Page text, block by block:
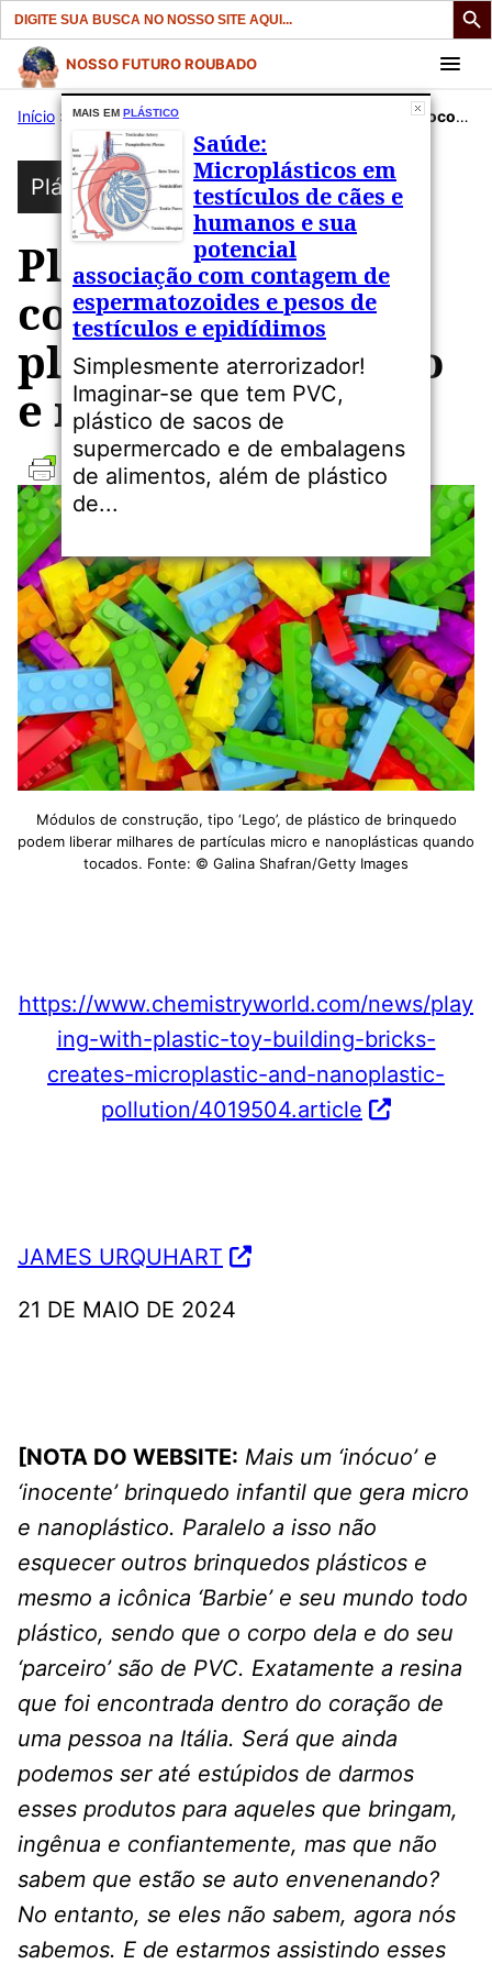
Search
for:
Pular
para
conteúdo
NOSSO FUTURO ROUBADO
Início » Publicações»Plástico Plástico: Brincar com blocos de plástico gera micro e nanoplásticos
Plástico
Plástico: Brincar
com blocos de
plástico gera micro
e nanoplásticos
Módulos de construção, tipo ‘Lego’, de plástico de brinquedo
podem liberar milhares de partículas micro e nanoplásticas quando
tocados. Fonte: © Galina Shafran/Getty Images
https://www.chemistryworld.com/news/play
ing-with-plastic-toy-building-bricks-
creates-microplastic-and-nanoplastic-
pollution/4019504.article
JAMES URQUHART
21 DE MAIO DE 2024
[NOTA DO WEBSITE: Mais um ‘inócuo’ e
‘inocente’ brinquedo infantil que gera micro
e nanoplástico. Paralelo a isso não
esquecer outros brinquedos plásticos e
mesmo a icônica ‘Barbie’ e seu mundo todo
plástico, sendo que o corpo dela e do seu
‘parceiro’ são de PVC. Exatamente a resina
que foi encontrada dentro do coração de
uma pessoa na Itália. Será que ainda
podemos ser até estúpidos de darmos
esses produtos para aqueles que bringam,
ingênua e confiantemente, mas que não
sabem que estão se auto envenenando?
No entanto, se eles não sabem, agora nós
sabemos. E de estarmos assistindo esses
MAIS EM PLÁSTICO
Saúde:
Microplásticos em
testículos de cães e
humanos e sua
potencial
associação com contagem de
espermatozoides e pesos de
testículos e epidídimos
Simplesmente aterrorizador!
Imaginar-se que tem PVC,
plástico de sacos de
supermercado e de embalagens
de alimentos, além de plástico
de...